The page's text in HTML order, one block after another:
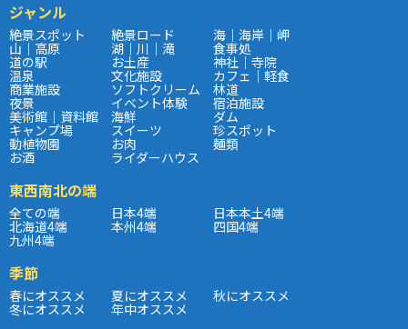
ジャンル
絶景スポット 絶景ロード 海｜海岸｜岬
山｜高原 湖｜川｜滝 食事処
道の駅 お土産 神社｜寺院
温泉 文化施設 カフェ｜軽食
商業施設 ソフトクリーム 林道
夜景 イベント体験 宿泊施設
美術館｜資料館 海鮮 ダム
キャンプ場 スイーツ 珍スポット
動植物園 お肉 麺類
お酒 ライダーハウス
東西南北の端
全ての端 日本4端 日本本土4端
北海道4端 本州4端 四国4端
九州4端
季節
春にオススメ 夏にオススメ 秋にオススメ
冬にオススメ 年中オススメ